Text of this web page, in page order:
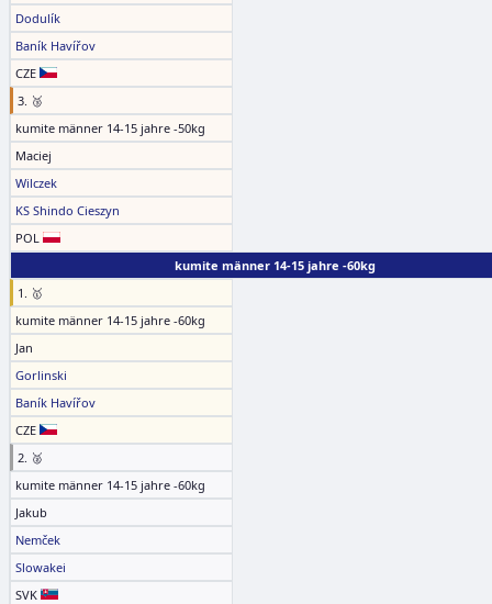
Dodulík
Baník Havířov
CZE
3. 🥉
kumite männer 14-15 jahre -50kg
Maciej
Wilczek
KS Shindo Cieszyn
POL
kumite männer 14-15 jahre -60kg
1. 🥇
kumite männer 14-15 jahre -60kg
Jan
Gorlinski
Baník Havířov
CZE
2. 🥈
kumite männer 14-15 jahre -60kg
Jakub
Nemček
Slowakei
SVK